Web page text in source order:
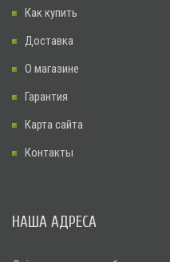
Как купить
Доставка
О магазине
Гарантия
Карта сайта
Контакты
НАША АДРЕСА